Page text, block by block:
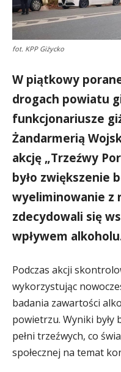
fot. KPP Giżycko
W piątkowy
drogach powiatu
funkcjonariusze
Żandarmerią
akcję „Trzeźwy
było zwiększenie
wyeliminowanie z
zdecydowali się
wpływem
Podczas akcji
wykorzystując
badania zawartości
powietrzu. Wyniki były
pełni trzeźwych, co
społecznej na temat